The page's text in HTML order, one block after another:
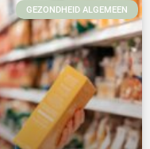
GEZONDHEID ALGEMEEN